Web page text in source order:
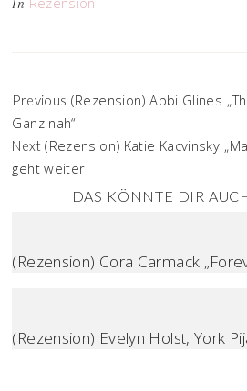
In
Previous (Rezension) Abbi Glines
Ganz nah“
Next (Rezension) Katie Kacvinsky
geht weiter
DAS KÖNNTE DIR
(Rezension) Cora Carmack
(Rezension) Evelyn Holst, York